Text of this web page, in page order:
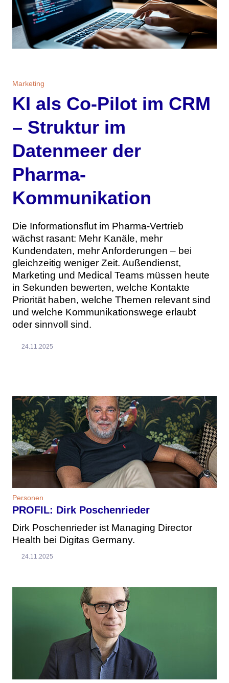
Marketing
KI als Co-Pilot im CRM
– Struktur im
Datenmeer der
Pharma-
Kommunikation
Die Informationsflut im Pharma-Vertrieb
wächst rasant: Mehr Kanäle, mehr
Kundendaten, mehr Anforderungen – bei
gleichzeitig weniger Zeit. Außendienst,
Marketing und Medical Teams müssen heute
in Sekunden bewerten, welche Kontakte
Priorität haben, welche Themen relevant sind
und welche Kommunikationswege erlaubt
oder sinnvoll sind.
24.11.2025
Personen
PROFIL: Dirk Poschenrieder
Dirk Poschenrieder ist Managing Director
Health bei Digitas Germany.
24.11.2025